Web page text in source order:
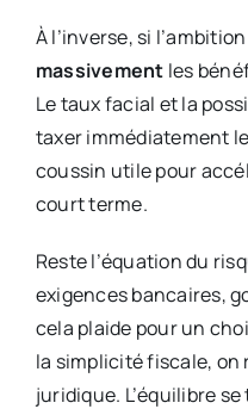
À l’inverse, si
massivement les
Le taux facial et la
taxer immédiatement
coussin utile pour
court terme.
Reste l’équation du
exigences bancaires,
cela plaide pour un
la simplicité fiscale, on
juridique. L’équilibre